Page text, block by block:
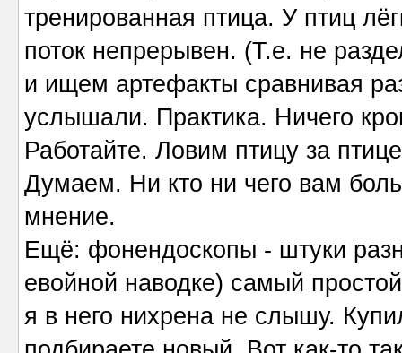
тренированная птица. У птиц
поток непрерывен. (Т.е. не
и ищем артефакты сравнивая
услышали. Практика. Ничего
Работайте. Ловим птицу за
Думаем. Ни кто ни чего вам
мнение.
Ещё: фонендоскопы - штуки
евойной наводке) самый
я в него нихрена не слышу.